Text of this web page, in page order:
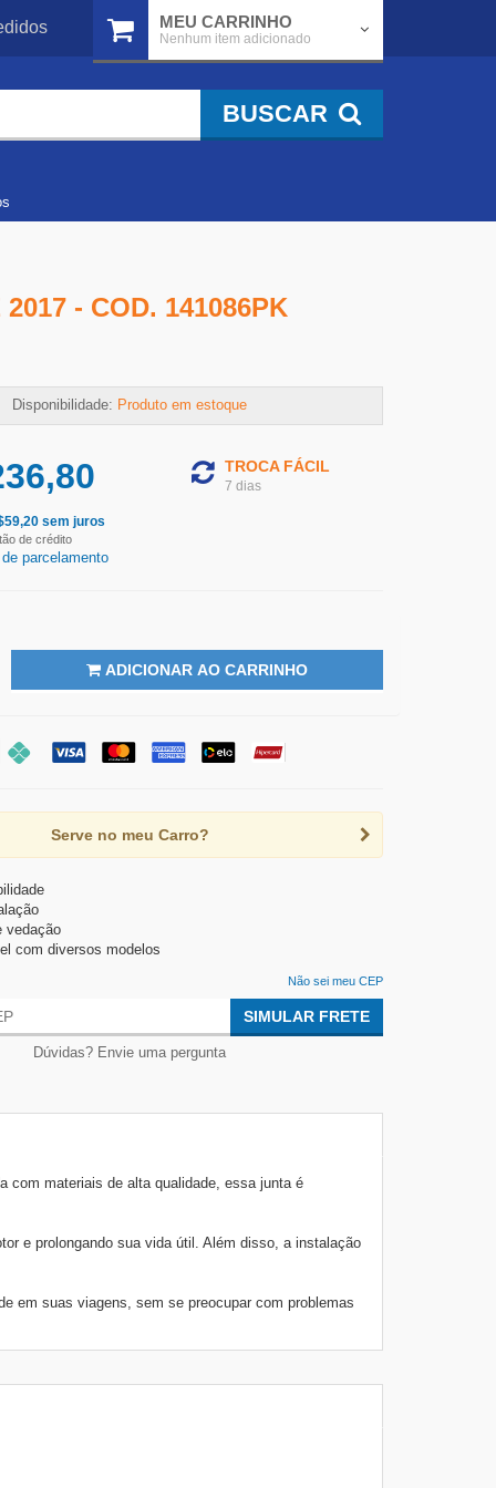
MEU CARRINHO
Nenhum item adicionado
BUSCAR
- COD. 141086PK
Disponibilidade: Produto em estoque
59,20sem juros
de crédito
parcelamento
TROCA FÁCIL
7 dias
ADICIONAR AO CARRINHO
Serve no meu Carro?
vedação
com diversos modelos
Não sei meu CEP
SIMULAR FRETE
Dúvidas? Envie uma pergunta
com materiais de alta qualidade, essa junta é
e prolongando sua vida útil. Além disso, a instalação
em suas viagens, sem se preocupar com problemas